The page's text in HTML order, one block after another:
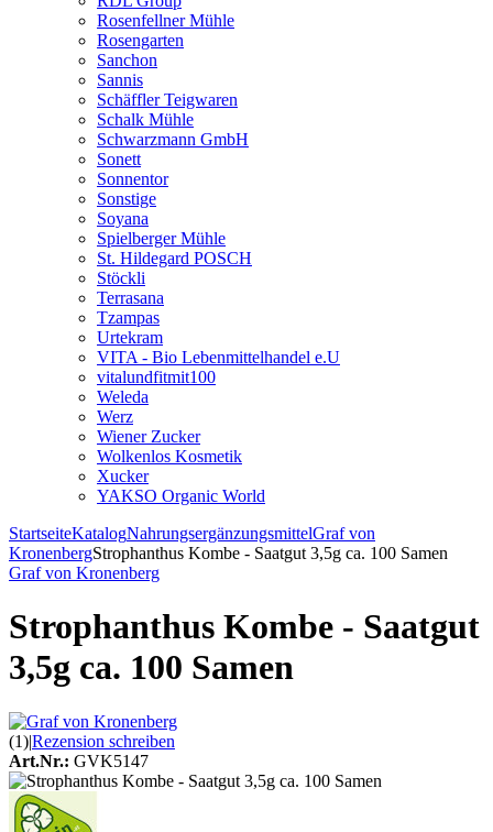
Rosenfellner Mühle
Rosengarten
Sanchon
Sannis
Schäffler Teigwaren
Schalk Mühle
Schwarzmann GmbH
Sonett
Sonnentor
Sonstige
Soyana
Spielberger Mühle
St. Hildegard POSCH
Stöckli
Terrasana
Tzampas
Urtekram
VITA - Bio Lebenmittelhandel e.U
vitalundfitmit100
Weleda
Werz
Wiener Zucker
Wolkenlos Kosmetik
Xucker
YAKSO Organic World
StartseiteKatalogNahrungsergänzungsmittelGraf von
KronenbergStrophanthus Kombe - Saatgut 3,5g ca. 100 Samen
Graf von Kronenberg
Strophanthus Kombe - Saatgut
3,5g ca. 100 Samen
(1)|Rezension schreiben
Art.Nr.: GVK5147